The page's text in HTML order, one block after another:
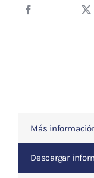
Más
Descargar